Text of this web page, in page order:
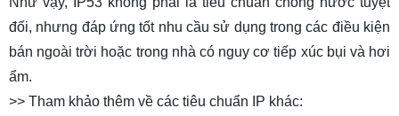
đối, nhưng đáp ứng tốt nhu cầu sử dụng trong các điều kiện
bán ngoài trời hoặc trong nhà có nguy cơ tiếp xúc bụi và hơi
ẩm.
>> Tham khảo thêm về các tiêu chuẩn IP khác: